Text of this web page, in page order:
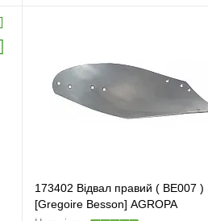
173402 Відвал правий ( BE007 )
[Gregoire Besson] AGROPA